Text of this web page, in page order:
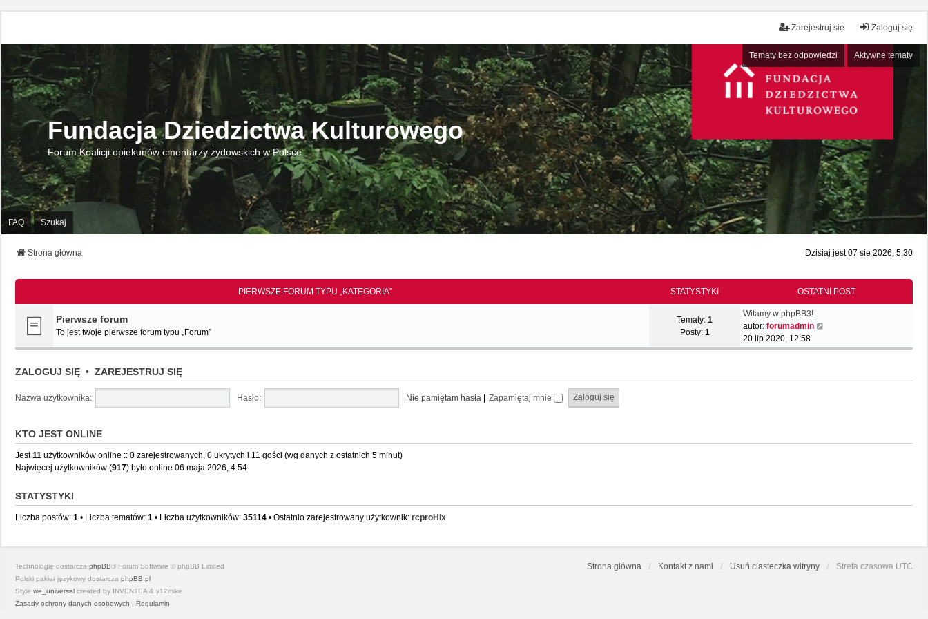
Zaloguj się
Zarejestruj się
Tematy bez odpowiedzi Aktywne tematy
Fundacja Dziedzictwa Kulturowego
Forum Koalicji opiekunów cmentarzy żydowskich w Polsce.
FAQ Szukaj
Dzisiaj jest 07 sie 2026, 5:30
Strona główna
PIERWSZE FORUM TYPU „KATEGORIA” STATYSTYKI OSTATNI POST
Pierwsze forum
To jest twoje pierwsze forum typu „Forum”
Tematy: 1
Posty: 1
Witamy w phpBB3!
autor: forumadmin
ś
o
s
20 lip 2020, 12:58
ZALOGUJ SIĘ • ZAREJESTRUJ SIĘ
Nazwa użytkownika: Hasło: Nie pamiętam hasła | Zapamiętaj mnie
KTO JEST ONLINE
Jest11 użytkowników online :: 0 zarejestrowanych, 0 ukrytych i 11 gości (wg danych z ostatnich 5 minut)
Najwięcej użytkowników (917) było online 06 maja 2026, 4:54
STATYSTYKI
Liczba postów: 1 • Liczba tematów: 1 • Liczba użytkowników: 35114 • Ostatnio zarejestrowany użytkownik: rcproHix
Strona główna Kontakt z nami Usuń ciasteczka witryny Strefa czasowa UTC
Technologię dostarcza phpBB® Forum Software © phpBB Limited
Polski pakiet językowy dostarcza phpBB.pl
Style we_universal created by INVENTEA & v12mike
Zasady ochrony danych osobowych | Regulamin